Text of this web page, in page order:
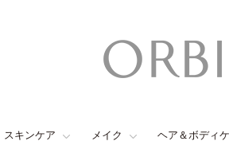
スキンケア メイク ヘア＆ボディ